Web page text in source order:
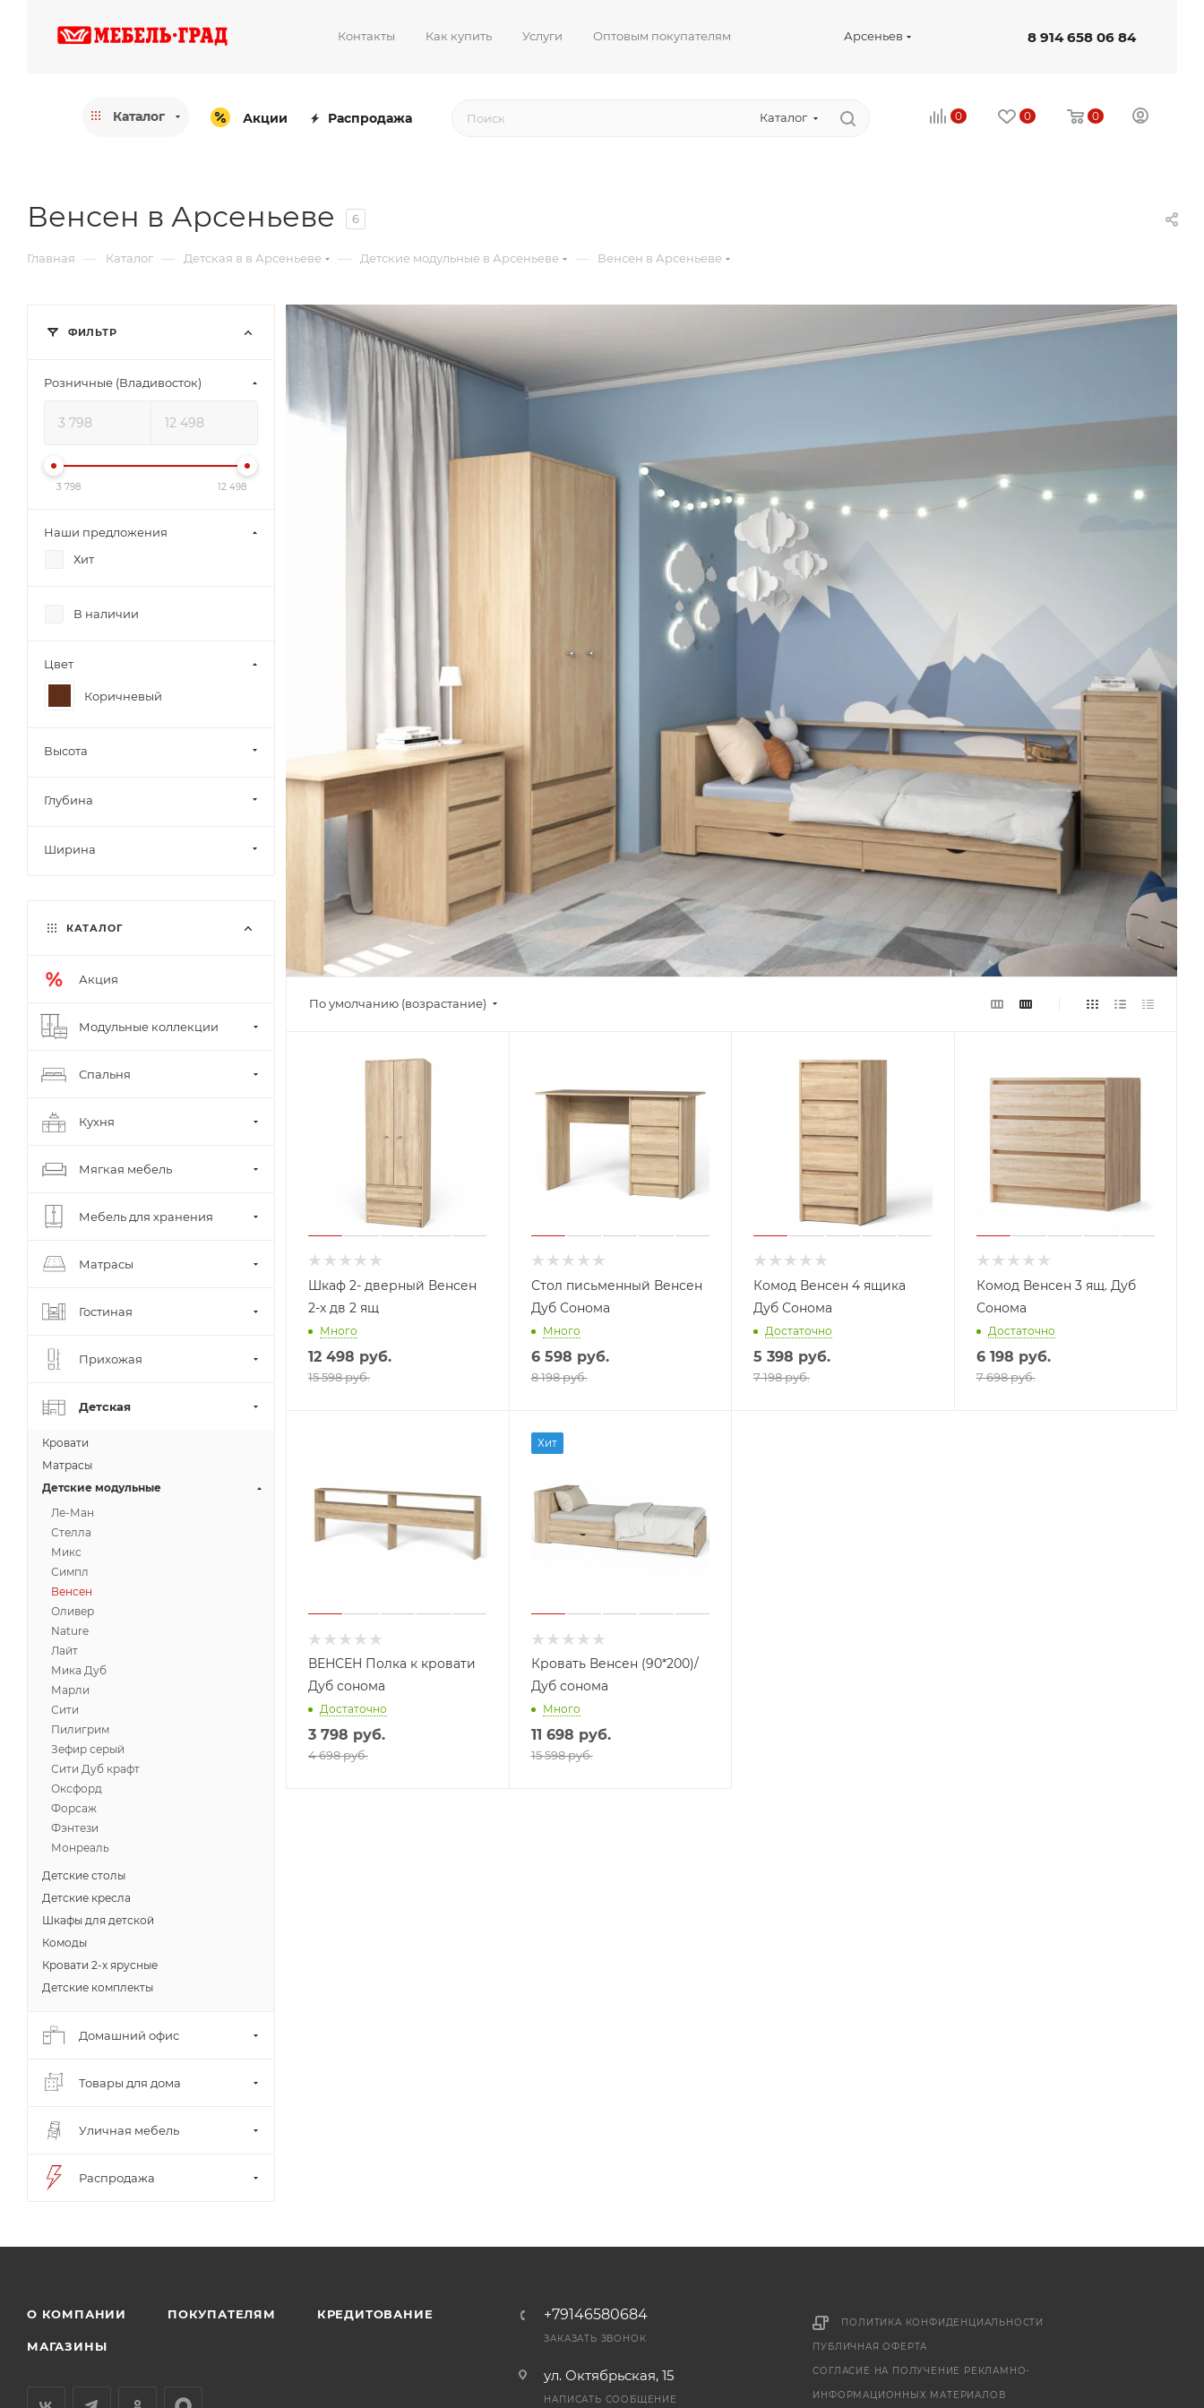
Контакты Как купить Услуги Оптовым покупателям Арсеньев 8 914 658 06 84
Каталог Акции Распродажа Каталог 0 0 0
Венсен в Арсеньеве 6
Главная — Каталог — Детская в в Арсеньеве — Детские модульные в Арсеньеве — Венсен в Арсеньеве
По умолчанию (возрастание)
Шкаф 2- дверный Венсен
2-х дв 2 ящ
Много
12 498 руб.
15 598 руб.
Стол письменный Венсен
Дуб Сонома
Много
6 598 руб.
8 198 руб.
Комод Венсен 4 ящика
Дуб Сонома
Достаточно
5 398 руб.
7 198 руб.
Комод Венсен 3 ящ. Дуб
Сонома
Достаточно
6 198 руб.
7 698 руб.
ВЕНСЕН Полка к кровати
Дуб сонома
Достаточно
3 798 руб.
4 698 руб.
Хит
Кровать Венсен (90*200)/
Дуб сонома
Много
11 698 руб.
15 598 руб.
ФИЛЬТР
Розничные (Владивосток)
3 798 12 498
Наши предложения
Хит
В наличии
Цвет
Коричневый
Высота
Глубина
Ширина
КАТАЛОГ
Акция
Модульные коллекции
Спальня
Кухня
Мягкая мебель
Мебель для хранения
Матрасы
Гостиная
Прихожая
Детская
Кровати
Матрасы
Детские модульные
Ле-Ман
Стелла
Микс
Симпл
Венсен
Оливер
Nature
Лайт
Мика Дуб
Марли
Сити
Пилигрим
Зефир серый
Сити Дуб крафт
Оксфорд
Форсаж
Фэнтези
Монреаль
Детские столы
Детские кресла
Шкафы для детской
Комоды
Кровати 2-х ярусные
Детские комплекты
Домашний офис
Товары для дома
Уличная мебель
Распродажа
О КОМПАНИИ ПОКУПАТЕЛЯМ КРЕДИТОВАНИЕ
МАГАЗИНЫ
+79146580684
ЗАКАЗАТЬ ЗВОНОК
ул. Октябрьская, 15
НАПИСАТЬ СООБЩЕНИЕ
ПОЛИТИКА КОНФИДЕНЦИАЛЬНОСТИ
ПУБЛИЧНАЯ ОФЕРТА
СОГЛАСИЕ НА ПОЛУЧЕНИЕ РЕКЛАМНО-
ИНФОРМАЦИОННЫХ МАТЕРИАЛОВ